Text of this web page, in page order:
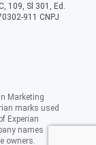
109, Sl 301, Ed.
911 CNPJ
Marketing
marks used
Experian
names
owners.